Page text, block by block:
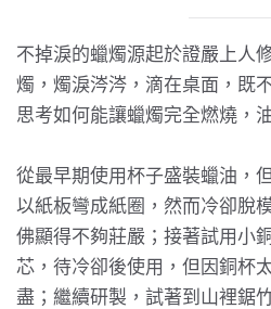
不掉淚的蠟燭源起於證嚴上人
燭，燭淚涔涔，滴在桌面，既
思考如何能讓蠟燭完全燃燒，
從最早期使用杯子盛裝蠟油，
以紙板彎成紙圈，然而冷卻脫
佛顯得不夠莊嚴；接著試用小
芯，待冷卻後使用，但因銅杯
盡；繼續研製，試著到山裡鋸